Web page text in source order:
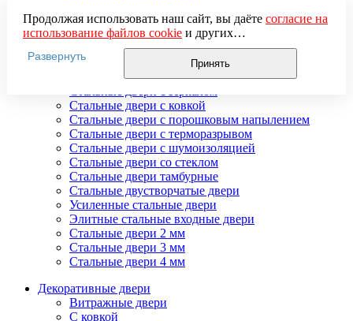
Стальные входные двери в квартиру
Стальные двери в подъезд
Стальные двери внутреннего открывания
Стальные двери массив
Стальные двери мдф
Стальные двери с ковкой
Стальные двери с порошковым напылением
Стальные двери с терморазрывом
Стальные двери с шумоизоляцией
Стальные двери со стеклом
Стальные двери тамбурные
Стальные двустворчатые двери
Усиленные стальные двери
Элитные стальные входные двери
Стальные двери 2 мм
Стальные двери 3 мм
Стальные двери 4 мм
Декоративные двери
Витражные двери
С ковкой
Продолжая использовать наш сайт, вы даёте согласие на
использование файлов cookieи других
пользовательских данных (включая IP-адрес, сведения о
местоположении, устройстве, действиях на сайте и т. п.)
для функционирования сайта, проведения
использования систем аналитики (например,
Яндекс.Метрика), в соответствии с нашейПолитикой
обработки персональных данных.
Если вы не хотите, чтобы ваши данные обрабатывались,
настройте ограничения в браузере или покиньте сайт.
Развернуть
Принять